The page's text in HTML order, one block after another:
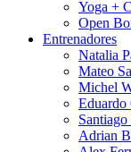
Yoga +
Open
Entrenadores
Natalia
Mateo
Michel
Eduardo
Adrian